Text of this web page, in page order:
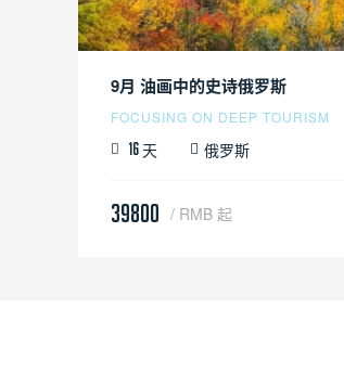
9月 油画中的史诗俄罗斯
FOCUSING ON DEEP TOURISM
16 天 俄罗斯
39800 / RMB 起